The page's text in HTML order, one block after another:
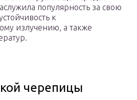
популярность за свою
к
излучению, а также
черепицы